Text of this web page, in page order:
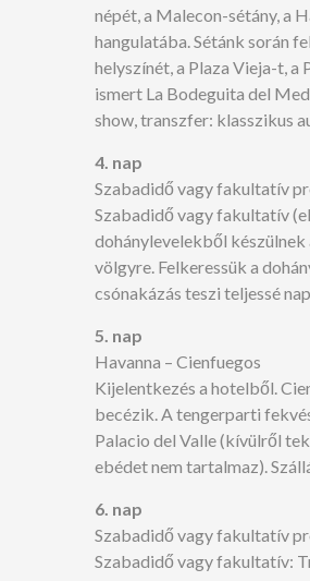
népét, a Malecon-sétány, a
hangulatába. Sétánk során
helyszínét, a Plaza Vieja-t,
ismert La Bodeguita del
show, transzfer: klasszikus
4. nap
Szabadidő vagy fakultatív
Szabadidő vagy fakultatív
dohánylevelekből
völgyre. Felkeressük a
csónakázás teszi teljessé
5. nap
Havanna – Cienfuegos
Kijelentkezés a hotelből.
becézik. A tengerparti
Palacio del Valle (kívülről
ebédet nem tartalmaz).
6. nap
Szabadidő vagy fakultatív
Szabadidő vagy fakultatív: